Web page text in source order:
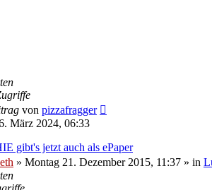
von pizzafragger
März 2024, 06:33
gibt's jetzt auch als ePaper
» Montag 21. Dezember 2015, 11:37 » in